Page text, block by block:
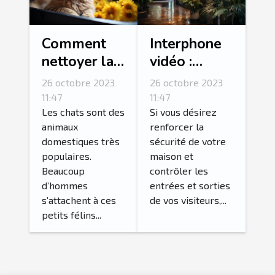
Comment
nettoyer la
litière de
son chat ?
26 octobre 2023
11:47
Les chats sont des
animaux
domestiques très
populaires.
Beaucoup
d’hommes
s’attachent à ces
petits félins...
Interphone
vidéo :
Comment
réussir son
choix ?
26 octobre 2023
11:47
Si vous désirez
renforcer la
sécurité de votre
maison et
contrôler les
entrées et sorties
de vos visiteurs,...